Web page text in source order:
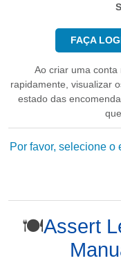
FAÇA
Ao criar uma
rapidamente, visualizar
estado das
Por favor, selecione
🍽️Assert